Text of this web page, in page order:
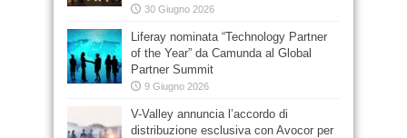
30 Giugno 2026
Liferay nominata “Technology Partner
of the Year” da Camunda al Global
Partner Summit
9 Giugno 2026
V-Valley annuncia l’accordo di
distribuzione esclusiva con Avocor per